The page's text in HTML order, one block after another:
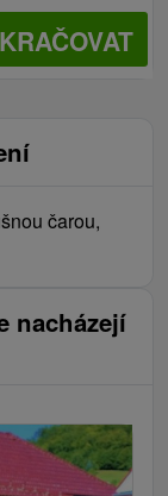
čarou,
nacházejí